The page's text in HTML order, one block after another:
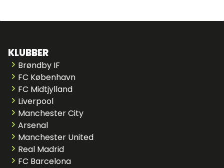
KLUBBER
Brøndby IF
FC København
FC Midtjylland
Liverpool
Manchester City
Arsenal
Manchester United
Real Madrid
FC Barcelona